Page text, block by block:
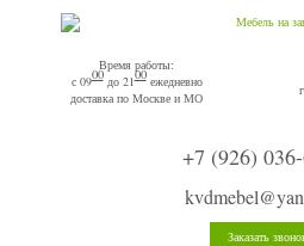
Время работы:
с 0900до 2100ежедневно
доставка по Москве и МО
+7 (926)
Заказать